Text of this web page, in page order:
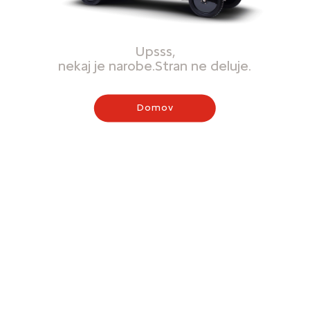
Upsss,
nekaj je narobe.Stran ne deluje.
Domov